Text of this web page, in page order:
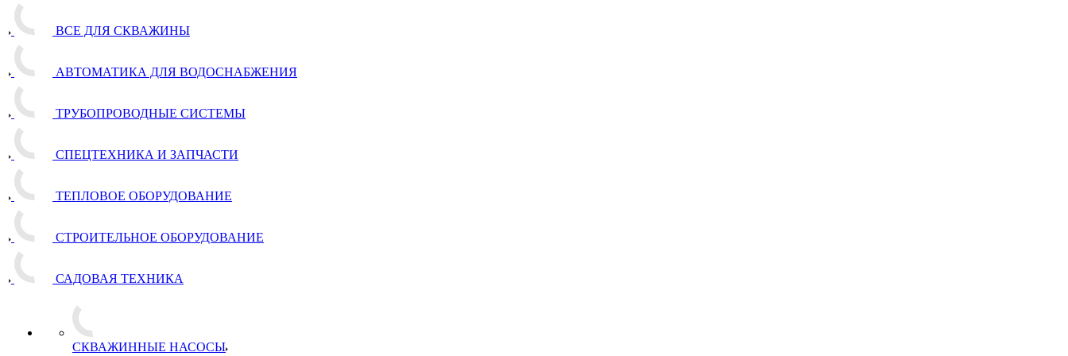
ВСЕ ДЛЯ СКВАЖИНЫ
АВТОМАТИКА ДЛЯ ВОДОСНАБЖЕНИЯ
ТРУБОПРОВОДНЫЕ СИСТЕМЫ
СПЕЦТЕХНИКА И ЗАПЧАСТИ
ТЕПЛОВОЕ ОБОРУДОВАНИЕ
СТРОИТЕЛЬНОЕ ОБОРУДОВАНИЕ
САДОВАЯ ТЕХНИКА
СКВАЖИННЫЕ НАСОСЫ